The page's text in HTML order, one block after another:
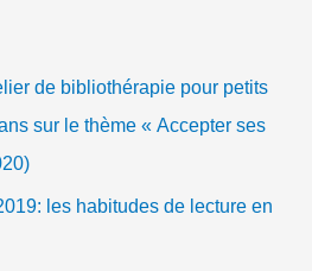
de bibliothérapie pour petits
sur le thème « Accepter ses
les habitudes de lecture en